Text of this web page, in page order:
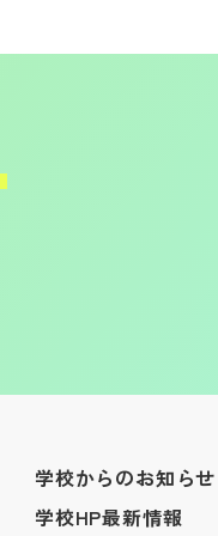
学校からのお知らせ
学校HP最新情報